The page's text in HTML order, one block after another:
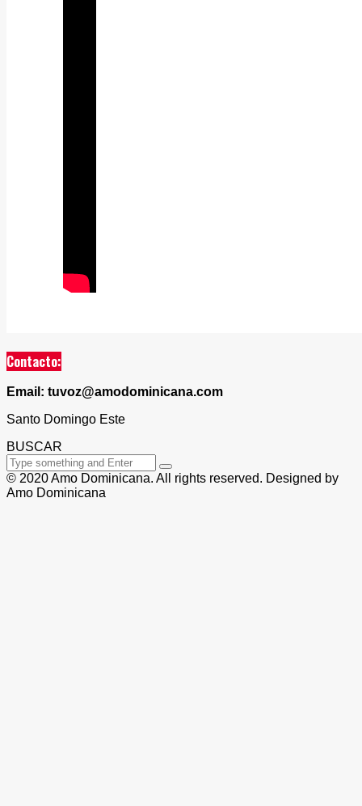
Contacto:
Email: tuvoz@amodominicana.com
Santo Domingo Este
BUSCAR
© 2020 Amo Dominicana. All rights reserved. Designed by
Amo Dominicana